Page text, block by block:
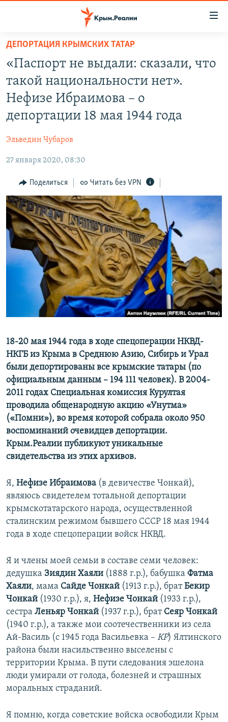
Вернуться
основному
содержанию
Вернутся
главной
Вернутся
СПЕЦПРОЕКТЫ
ГРУЗ 200
КАРТА ВОЕННЫХ ОБЪЕКТОВ КРЫМА
ВОДА
ИНТЕРАКТИВ
ИНФОГРАФИКА
ТЕЛЕПРОЕКТ КРЫМ.РЕАЛИИ
СОВЕТЫ ПРАВОЗАЩИТНИКОВ
ПРОПАВШИЕ БЕЗ ВЕСТИ
ПОБЕДИТЕЛЕЙ НЕ СУДЯТ?
КРЫМ.НЕПОКОРЕННЫЙ
УКРАИНСКАЯ ПРОБЛЕМА КРЫМА
РАДІО СВОБОДА
КАК ОБОЙТИ БЛОКИРОВКУ
Qırımtatar
ПРИСОЕДИНЯЙТЕСЬ!
Все сайты RFE/RL
ДЕПОРТАЦИЯ КРЫМСКИХ ТАТАР
«Паспорт не выдали: сказали, что
такой национальности нет».
Нефизе Ибраимова – о
депортации 18 мая 1944 года
Эльведин Чубаров
27 января 2020, 08:30
Поделиться Читать без VPN
18-20 мая 1944 года в ходе спецоперации НКВД-
НКГБ из Крыма в Среднюю Азию, Сибирь и Урал
были депортированы все крымские татары (по
официальным данным – 194 111 человек). В 2004-
2011 годах Специальная комиссия Курултая
проводила общенародную акцию «Унутма»
(«Помни»), во время которой собрала около 950
воспоминаний очевидцев депортации.
Крым.Реалии публикуют уникальные
свидетельства из этих архивов.
Я, Нефизе Ибраимова (в девичестве Чонкай),
являюсь свидетелем тотальной депортации
крымскотатарского народа, осуществленной
сталинским режимом бывшего СССР 18 мая 1944
года в ходе спецоперации войск НКВД.
Я и члены моей семьи в составе семи человек:
дедушка Зиядин Хаяли (1888 г.р.), бабушка Фатма
Хаяли, мама Сайде Чонкай (1913 г.р.), братБекир
Чонкай (1930 г.р.), я, Нефизе Чонкай (1933 г.р.),
сестра Леньяр Чонкай (1937 г.р.), брат Сеяр Чонкай
(1940 г.р.), а также мои соотечественники из села
Ай-Василь (с 1945 года Васильевка – КР) Ялтинского
района были насильственно выселены с
территории Крыма. В пути следования эшелона
люди умирали от голода, болезней и страшных
моральных страданий.
Я помню, когда советские войска освободили Крым